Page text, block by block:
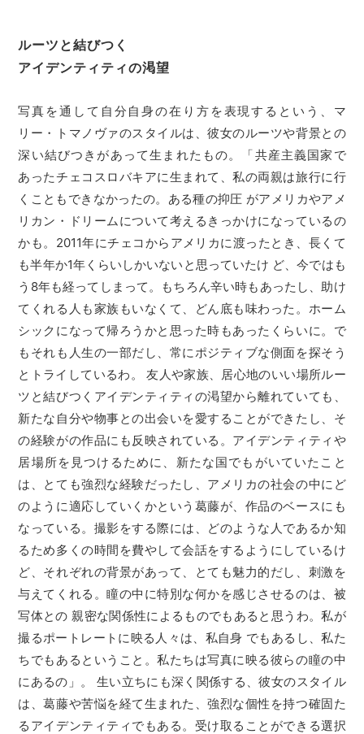
ルーツと結びつく
アイデンティティの渇望
写真を通して自分自身の在り方を表現するという、マ
リー・トマノヴァのスタイルは、彼女のルーツや背景との
深い結びつきがあって生まれたもの。「共産主義国家で
あったチェコスロバキアに生まれて、私の両親は旅行に行
くこともできなかったの。ある種の抑圧 がアメリカやアメ
リカン・ドリームについて考えるきっかけになっているの
かも。2011年にチェコからアメリカに渡ったとき、長くて
も半年か1年くらいしかいないと思っていたけ ど、今ではも
う8年も経ってしまって。もちろん辛い時もあったし、助け
てくれる人も家族もいなくて、どん底も味わった。ホーム
シックになって帰ろうかと思った時もあったくらいに。で
もそれも人生の一部だし、常にポジティブな側面を探そう
とトライしているわ。 友人や家族、居心地のいい場所ルー
ツと結びつくアイデンティティの渇望から離れていても、
新たな自分や物事との出会いを愛することができたし、そ
の経験がの作品にも反映されている。アイデンティティや
居場所を見つけるために、新たな国でもがいていたこと
は、とても強烈な経験だったし、アメリカの社会の中にど
のように適応していくかという葛藤が、作品のベースにも
なっている。撮影をする際には、どのような人であるか知
るため多くの時間を費やして会話をするようにしているけ
ど、それぞれの背景があって、とても魅力的だし、刺激を
与えてくれる。瞳の中に特別な何かを感じさせるのは、被
写体との 親密な関係性によるものでもあると思うわ。私が
撮るポートレートに映る人々は、私自身 でもあるし、私た
ちでもあるということ。私たちは写真に映る彼らの瞳の中
にあるの」。 生い立ちにも深く関係する、彼女のスタイル
は、葛藤や苦悩を経て生まれた、強烈な個性を持つ確固た
るアイデンティティでもある。受け取ることができる選択